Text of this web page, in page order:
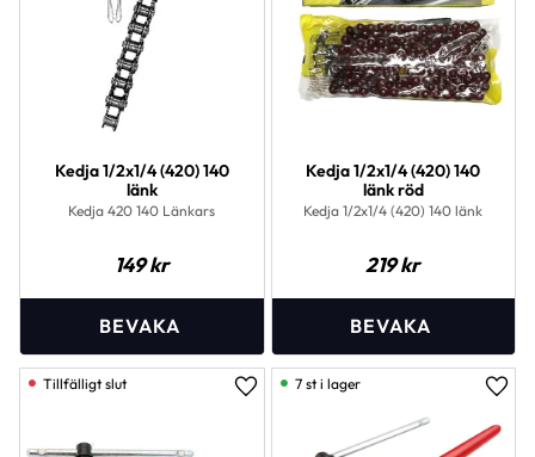
Kedja 1/2x1/4 (420) 140
länk
Kedja 420 140 Länkars
149kr
Kedja 1/2x1/4 (420) 140
länk röd
Kedja 1/2x1/4 (420) 140 länk
219kr
Lägg till i favoriter
7 st i lager